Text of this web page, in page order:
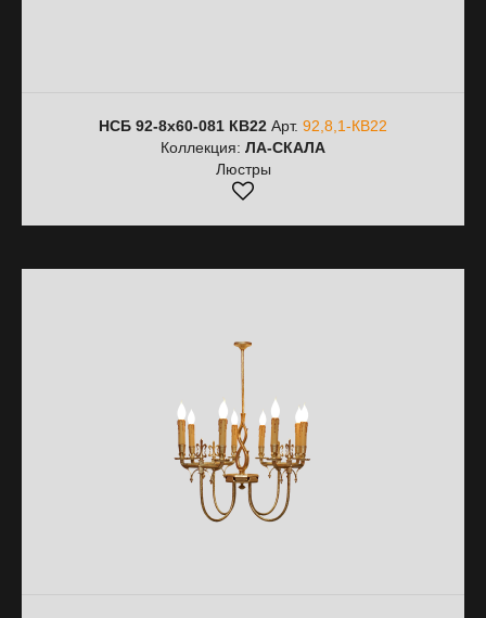
НСБ 92-8х60-081 КВ22 Арт. 92,8,1-КВ22
Коллекция: ЛА-СКАЛА
Люстры